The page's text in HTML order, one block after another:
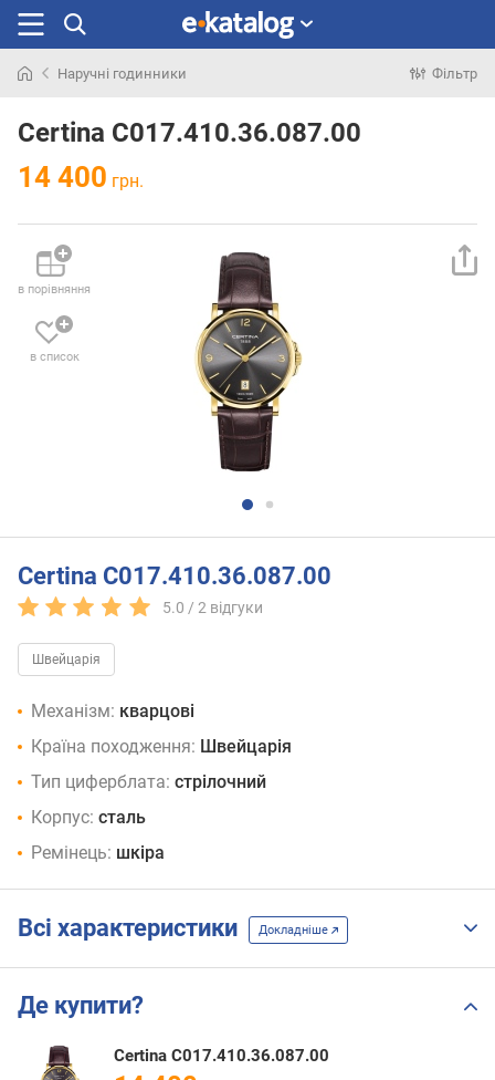
раніше
Наручні годинники Фільтр
Certina C017.410.36.087.00
14 400 грн.
в порівняння
в список
Certina C017.410.36.087.00
5.0 /2 відгуки
Швейцарія
Механізм: кварцові
Країна походження: Швейцарія
Тип циферблата: стрілочний
Корпус: сталь
Ремінець: шкіра
Всі характеристики Докладніше
Де купити?
Certina C017.410.36.087.00